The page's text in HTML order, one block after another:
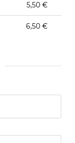
5,50 €
6,50 €